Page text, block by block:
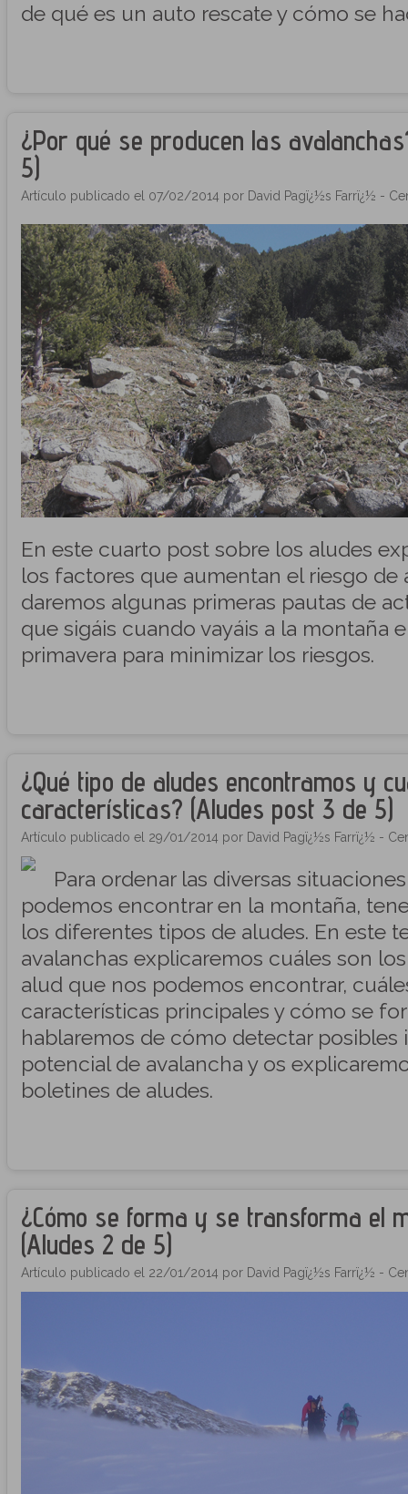
de qué es un auto rescate y cómo se
¿Por qué se producen las
5)
Artículo publicado el 07/02/2014 por David Pagï¿½s Farrï¿½ -
En este cuarto post sobre los aludes
los factores que aumentan el riesgo de
daremos algunas primeras pautas de
que sigáis cuando vayáis a la montaña
primavera para minimizar los riesgos.
¿Qué tipo de aludes encontramos y
características? (Aludes post 3 de 5)
Artículo publicado el 29/01/2014 por David Pagï¿½s Farrï¿½ -
Para ordenar las diversas
podemos encontrar en la montaña,
los diferentes tipos de aludes. En este
avalanchas explicaremos cuáles son
alud que nos podemos encontrar,
características principales y cómo se
hablaremos de cómo detectar posibles
potencial de avalancha y os
boletines de aludes.
¿Cómo se forma y se transforma el
(Aludes 2 de 5)
Artículo publicado el 22/01/2014 por David Pagï¿½s Farrï¿½ -